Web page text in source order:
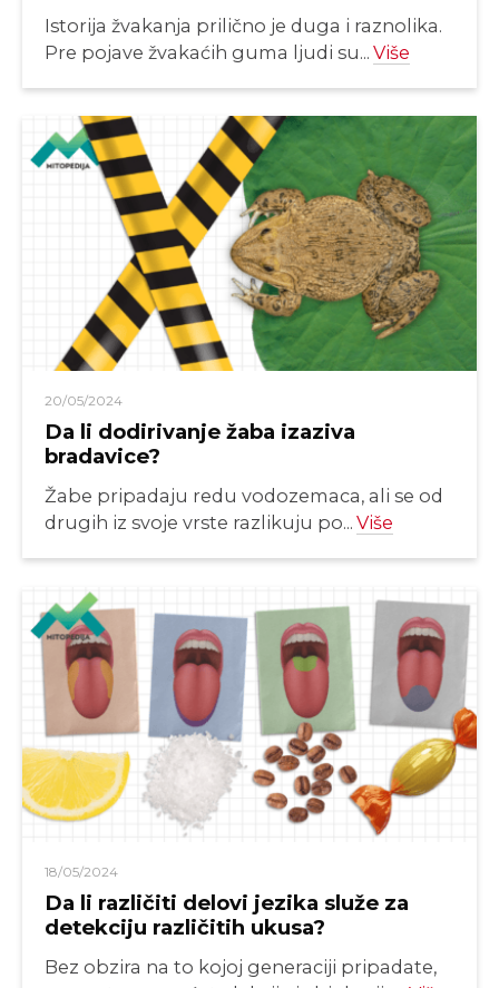
Istorija žvakanja prilično je duga i raznolika.
Pre pojave žvakaćih guma ljudi su... Više
20/05/2024
Da li dodirivanje žaba izaziva
bradavice?
Žabe pripadaju redu vodozemaca, ali se od
drugih iz svoje vrste razlikuju po... Više
18/05/2024
Da li različiti delovi jezika služe za
detekciju različitih ukusa?
Bez obzira na to kojoj generaciji pripadate,